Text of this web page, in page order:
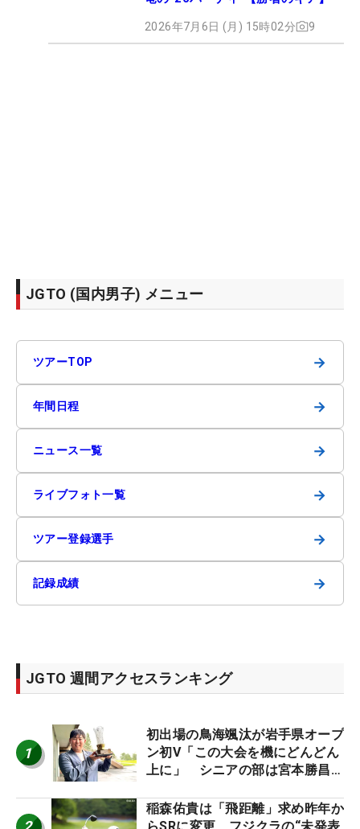
2026年7月6日 (月) 15時02分 9
JGTO (国内男子) メニュー
ツアーTOP →
年間日程 →
ニュース一覧 →
ライブフォト一覧 →
ツアー登録選手 →
記録成績 →
JGTO 週間アクセスランキング
1
初出場の鳥海颯汰が岩手県オープ
ン初V「この大会を機にどんどん
上に」 シニアの部は宮本勝昌が
稲森佑貴は「飛距離」求め昨年か